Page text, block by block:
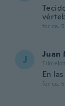
for ca.
J Juan
En
for ca.